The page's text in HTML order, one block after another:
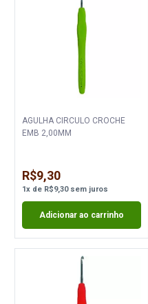
AGULHA CIRCULO CROCHE
EMB 2,00MM
R$9,30
1x de R$9,30sem juros
Adicionar ao carrinho